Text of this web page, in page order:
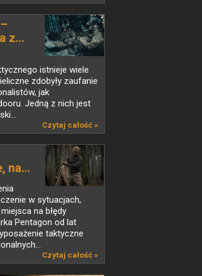
z...
istnieje wiele
zdobyły zaufanie
jak
Jedną z nich jest
Czytaj całość »
na...
w sytuacjach,
na błędy
Pentagon od lat
taktyczne
Czytaj całość »